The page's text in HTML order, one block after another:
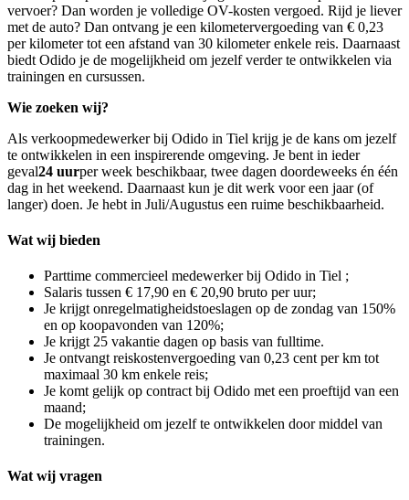
vervoer? Dan worden je volledige OV-kosten vergoed. Rijd je liever
met de auto? Dan ontvang je een kilometervergoeding van € 0,23
per kilometer tot een afstand van 30 kilometer enkele reis. Daarnaast
biedt Odido je de mogelijkheid om jezelf verder te ontwikkelen via
trainingen en cursussen.
Wie zoeken wij?
Als verkoopmedewerker bij Odido in Tiel krijg je de kans om jezelf
te ontwikkelen in een inspirerende omgeving. Je bent in ieder
geval24 uurper week beschikbaar, twee dagen doordeweeks én één
dag in het weekend. Daarnaast kun je dit werk voor een jaar (of
langer) doen. Je hebt in Juli/Augustus een ruime beschikbaarheid.
Wat wij bieden
Parttime commercieel medewerker bij Odido in Tiel ;
Salaris tussen € 17,90 en € 20,90 bruto per uur;
Je krijgt onregelmatigheidstoeslagen op de zondag van 150%
en op koopavonden van 120%;
Je krijgt 25 vakantie dagen op basis van fulltime.
Je ontvangt reiskostenvergoeding van 0,23 cent per km tot
maximaal 30 km enkele reis;
Je komt gelijk op contract bij Odido met een proeftijd van een
maand;
De mogelijkheid om jezelf te ontwikkelen door middel van
trainingen.
Wat wij vragen